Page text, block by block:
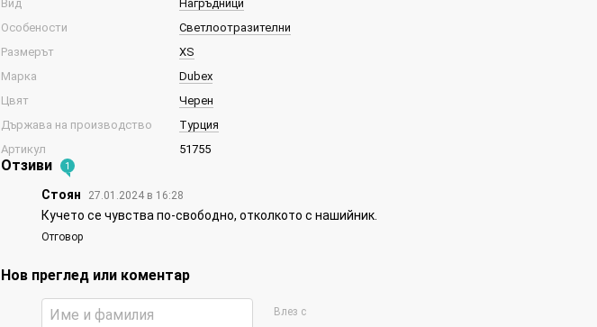
Вид
Нагръдници
Особености
Светлоотразителни
Размерът
XS
Марка
Dubex
Цвят
Черен
Държава на производство
Турция
Артикул
51755
Отзиви 1
Стоян 27.01.2024 в 16:28
Кучето се чувства по-свободно, отколкото с нашийник.
Отговор
Нов преглед или коментар
Влез с